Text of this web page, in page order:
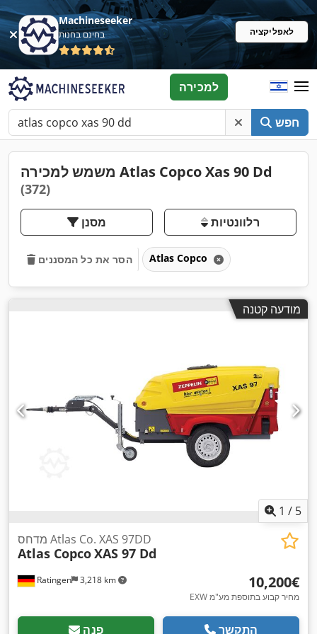
Machineseeker
בחינם בחנות לאפליקציה
חפש
למכירה
משמש למכירה Atlas Copco Xas 90 Dd
(372)
מסנן רלוונטיות
הסר את כל המסננים Atlas Copco
מודעה קטנה
1 / 5
Ratingen 3,218 km
מדחס Atlas Co. XAS 97DD
Atlas CopcoXAS 97 Dd
‏10,200 ‏€
EXW מחיר קבוע בתוספת מע"מ
פנה התקשר